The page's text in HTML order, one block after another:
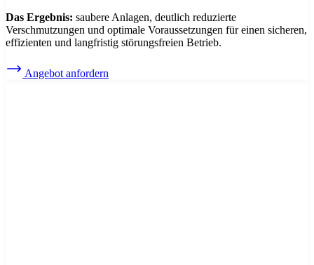
Das Ergebnis: saubere Anlagen, deutlich reduzierte
Verschmutzungen und optimale Voraussetzungen für einen sicheren,
effizienten und langfristig störungsfreien Betrieb.
Angebot anfordern